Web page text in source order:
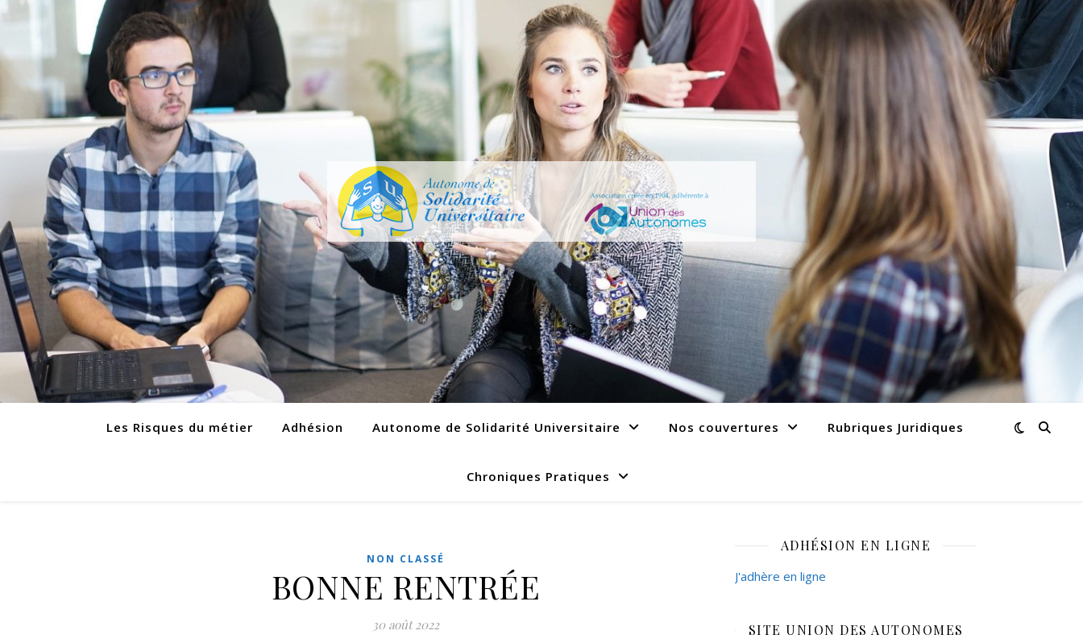
Les Risques du métier Adhésion Autonome de Solidarité Universitaire Nos couvertures Rubriques Juridiques
Chroniques Pratiques
NON CLASSÉ
BONNE RENTRÉE
30 août 2022
ADHÉSION EN LIGNE
J'adhère en ligne
SITE UNION DES AUTONOMES